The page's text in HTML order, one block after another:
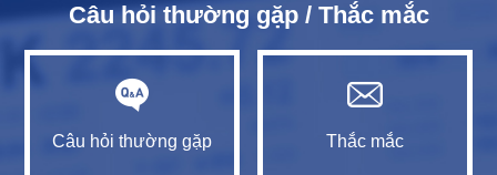
Câu hỏi thường gặp / Thắc mắc
Câu hỏi thường gặp Thắc mắc